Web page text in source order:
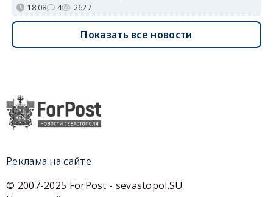
18:08 4 2627
Показать все новости
Реклама на сайте
© 2007-2025 ForPost - sevastopol.SU